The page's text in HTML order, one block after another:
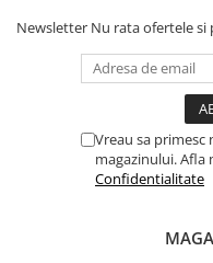
Carti in dar
Carti pentru copii
Beletristica
Literatura Universala
Carte Prescolara, Joc
Newsletter Nu rata ofertele
Vreau sa
magazinului. Afla
Confidentialitate